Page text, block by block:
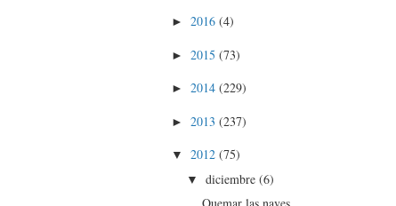
►2016(4)
►2015(73)
►2014(229)
►2013(237)
▼2012(75)
▼diciembre(6)